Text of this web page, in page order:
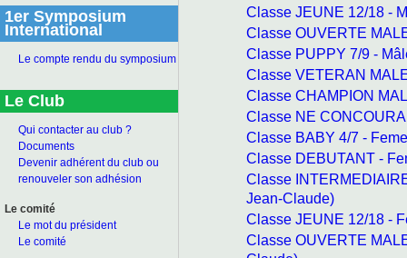
1er Symposium
International
Le compte rendu du symposium
Le Club
Qui contacter au club ?
Documents
Devenir adhérent du club ou
renouveler son adhésion
Le comité
Le mot du président
Le comité
Classe JEUNE 12/18 -
Classe OUVERTE
Classe PUPPY 7/9 -
Classe VETERAN
Classe CHAMPION
Classe NE
Classe BABY 4/7 -
Classe DEBUTANT -
Classe
Jean-Claude)
Classe JEUNE 12/18 -
Classe OUVERTE